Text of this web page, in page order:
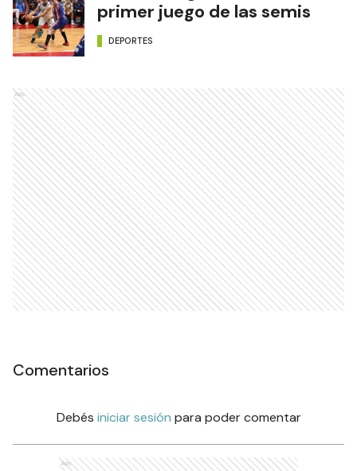
primer juego de las semis
DEPORTES
Ads
Comentarios
Debés iniciar sesión para poder comentar
Ads